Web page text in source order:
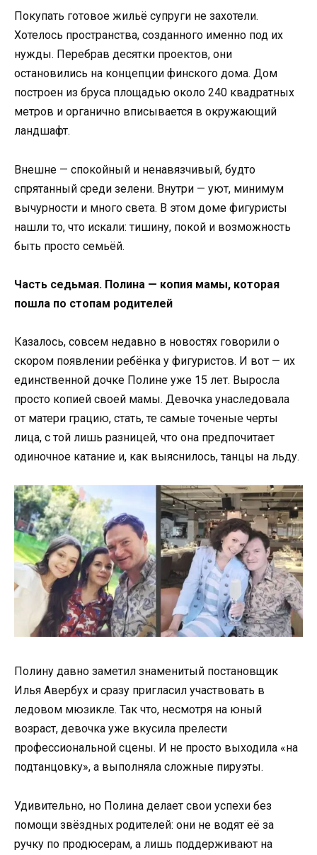
Покупать готовое жильё супруги не захотели.
Хотелось пространства, созданного именно под их
нужды. Перебрав десятки проектов, они
остановились на концепции финского дома. Дом
построен из бруса площадью около 240 квадратных
метров и органично вписывается в окружающий
ландшафт.
Внешне — спокойный и ненавязчивый, будто
спрятанный среди зелени. Внутри — уют, минимум
вычурности и много света. В этом доме фигуристы
нашли то, что искали: тишину, покой и возможность
быть просто семьёй.
Часть седьмая. Полина — копия мамы, которая
пошла по стопам родителей
Казалось, совсем недавно в новостях говорили о
скором появлении ребёнка у фигуристов. И вот — их
единственной дочке Полине уже 15 лет. Выросла
просто копией своей мамы. Девочка унаследовала
от матери грацию, стать, те самые точеные черты
лица, с той лишь разницей, что она предпочитает
одиночное катание и, как выяснилось, танцы на льду.
Полину давно заметил знаменитый постановщик
Илья Авербух и сразу пригласил участвовать в
ледовом мюзикле. Так что, несмотря на юный
возраст, девочка уже вкусила прелести
профессиональной сцены. И не просто выходила «на
подтанцовку», а выполняла сложные пируэты.
Удивительно, но Полина делает свои успехи без
помощи звёздных родителей: они не водят её за
ручку по продюсерам, а лишь поддерживают на